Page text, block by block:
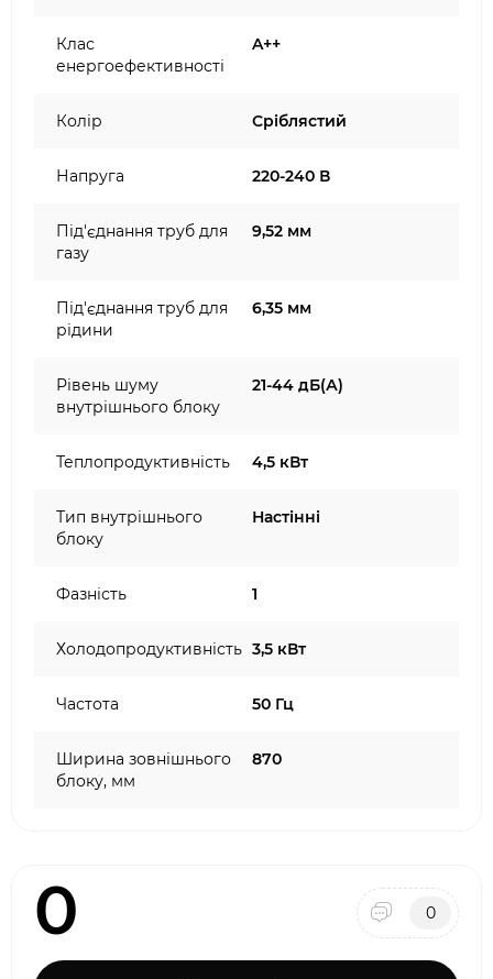
Клас
енергоефективності
A++
Колір Сріблястий
Напруга 220-240 В
Під'єднання труб для
газу
9,52 мм
Під'єднання труб для
рідини
6,35 мм
Рівень шуму
внутрішнього блоку
21-44 дБ(А)
Теплопродуктивність 4,5 кВт
Тип внутрішнього
блоку
Настінні
Фазність 1
Холодопродуктивність 3,5 кВт
Частота 50 Гц
Ширина зовнішнього
блоку, мм
870
0 0